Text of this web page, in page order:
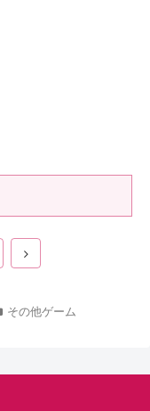
その他ゲーム